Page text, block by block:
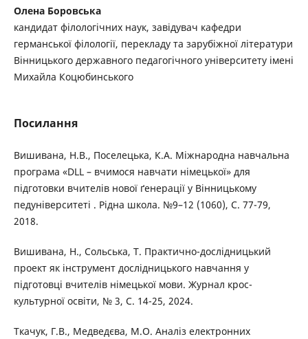
Олена Боровська
кандидат філологічних наук, завідувач кафедри
германської філології, перекладу та зарубіжної літератури
Вінницького державного педагогічного університету імені
Михайла Коцюбинського
Посилання
Вишивана, Н.В., Поселецька, К.А. Міжнародна навчальна
програма «DLL – вчимося навчати німецької» для
підготовки вчителів нової ґенерації у Вінницькому
педуніверситеті . Рідна школа. №9–12 (1060), С. 77-79,
2018.
Вишивана, Н., Сольська, Т. Практично-дослідницький
проект як інструмент дослідницького навчання у
підготовці вчителів німецької мови. Журнал крос-
культурної освіти, № 3, С. 14-25, 2024.
Ткачук, Г.В., Медведєва, М.О. Аналіз електронних